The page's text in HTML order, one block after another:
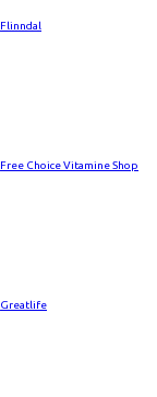
Flinndal
Free Choice Vitamine Shop
Greatlife